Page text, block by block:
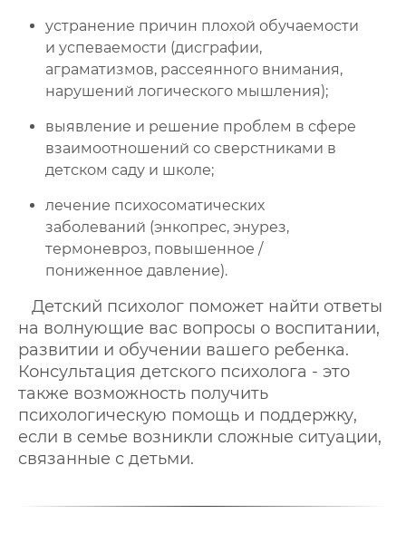
устранение причин плохой обучаемости
и успеваемости (дисграфии,
аграматизмов, рассеянного внимания,
нарушений логического мышления);
выявление и решение проблем в сфере
взаимоотношений со сверстниками в
детском саду и школе;
лечение психосоматических
заболеваний (энкопрес, энурез,
термоневроз, повышенное /
пониженное давление).
Детский психолог поможет найти ответы
на волнующие вас вопросы о воспитании,
развитии и обучении вашего ребенка.
Консультация детского психолога - это
также возможность получить
психологическую помощь и поддержку,
если в семье возникли сложные ситуации,
связанные с детьми.